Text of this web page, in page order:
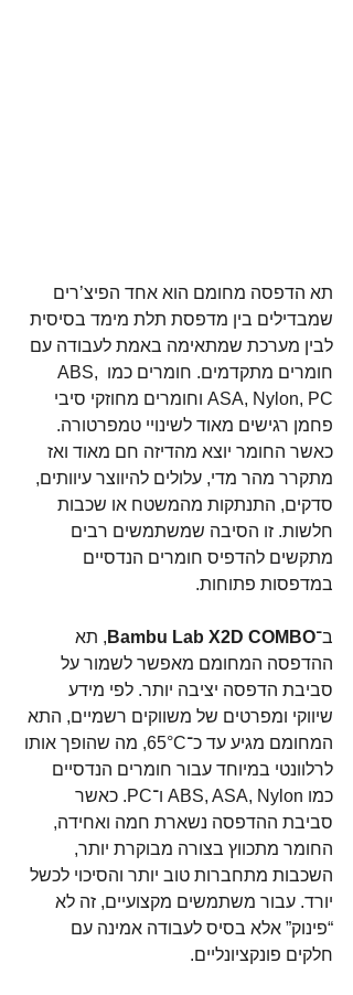
תא הדפסה מחומם הוא אחד הפיצ’רים
שמבדילים בין מדפסת תלת מימד בסיסית
לבין מערכת שמתאימה באמת לעבודה עם
חומרים מתקדמים. חומרים כמו ABS,
ASA, Nylon, PC וחומרים מחוזקי סיבי
פחמן רגישים מאוד לשינויי טמפרטורה.
כאשר החומר יוצא מהדיזה חם מאוד ואז
מתקרר מהר מדי, עלולים להיווצר עיוותים,
סדקים, התנתקות מהמשטח או שכבות
חלשות. זו הסיבה שמשתמשים רבים
מתקשים להדפיס חומרים הנדסיים
במדפסות פתוחות.
ב־Bambu Lab X2D COMBO , תא
ההדפסה המחומם מאפשר לשמור על
סביבת הדפסה יציבה יותר. לפי מידע
שיווקי ומפרטים של משווקים רשמיים, התא
המחומם מגיע עד כ־65°C, מה שהופך אותו
לרלוונטי במיוחד עבור חומרים הנדסיים
כמו ABS, ASA, Nylon ו־PC. כאשר
סביבת ההדפסה נשארת חמה ואחידה,
החומר מתכווץ בצורה מבוקרת יותר,
השכבות מתחברות טוב יותר והסיכוי לכשל
יורד. עבור משתמשים מקצועיים, זה לא
“פינוק” אלא בסיס לעבודה אמינה עם
חלקים פונקציונליים.